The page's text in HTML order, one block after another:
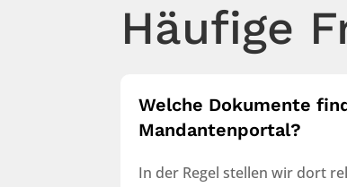
Häufige
Welche Dokumente
Mandantenportal?
In der Regel stellen wir dort